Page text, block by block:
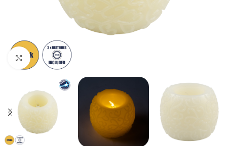
Κλικ για μεγέθυνση